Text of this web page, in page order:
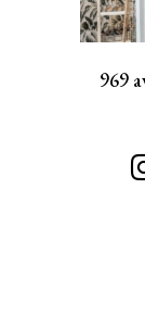
969